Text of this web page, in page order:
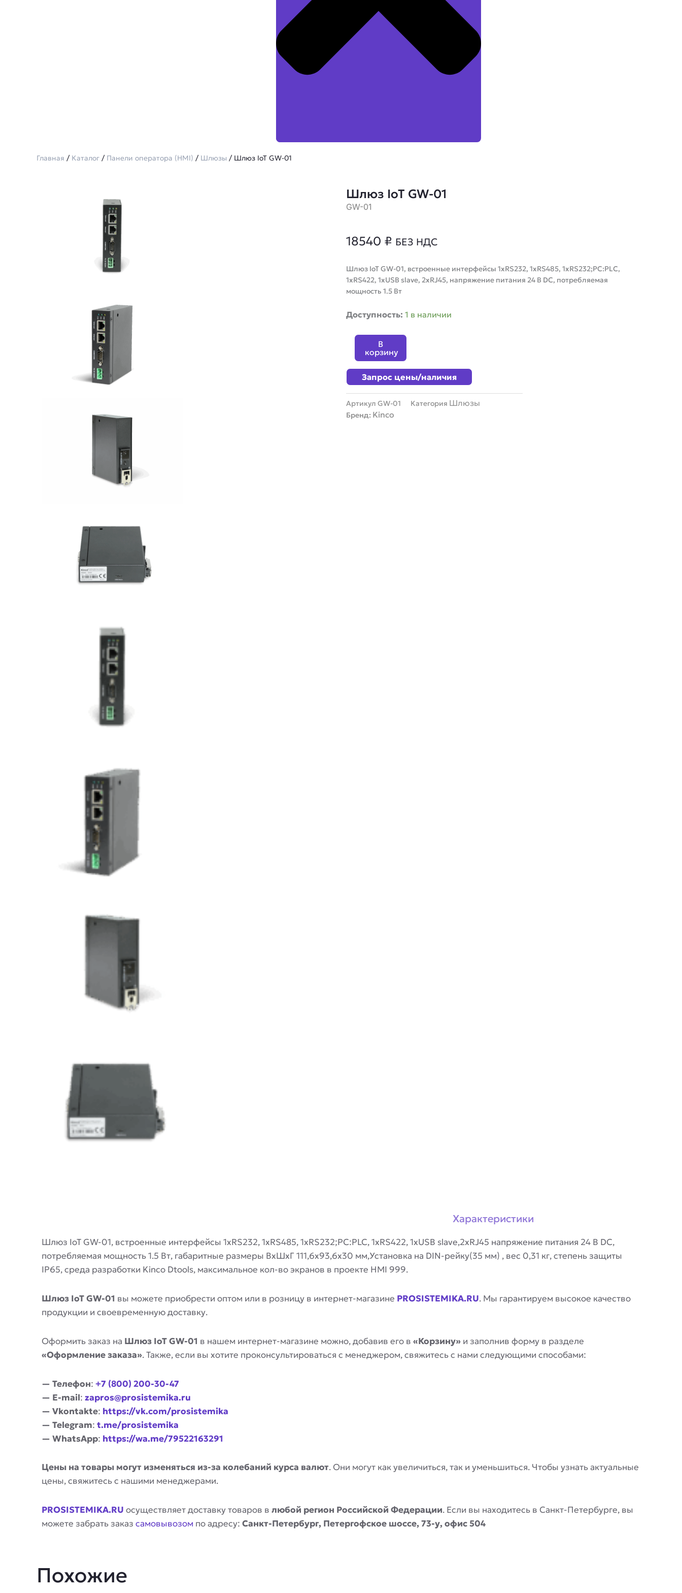
Главная / Каталог / Панели оператора (HMI) / Шлюзы / Шлюз IoT GW-01
Шлюз IoT GW-01
GW-01
18540 ₽ БЕЗ НДС
Шлюз IoT GW-01, встроенные интерфейсы 1xRS232, 1xRS485, 1xRS232;PC:PLC,
1xRS422, 1xUSB slave, 2xRJ45, напряжение питания 24 В DC, потребляемая
мощность 1.5 Вт
Доступность: 1 в наличии
Количество
Шлюз
GW-
01
В
корзину
Запрос цены/наличия
Артикул GW-01 Категория Шлюзы
Бренд: Kinco
Характеристики
Шлюз IoT GW-01, встроенные интерфейсы 1xRS232, 1xRS485, 1xRS232;PC:PLC, 1xRS422, 1xUSB slave,2xRJ45 напряжение питания 24 В DC,
потребляемая мощность 1.5 Вт, габаритные размеры ВхШхГ 111,6х93,6х30 мм,Установка на DIN-рейку(35 мм) , вес 0,31 кг, степень защиты
IP65, среда разработки Kinco Dtools, максимальное кол-во экранов в проекте HMI 999.
Шлюз IoT GW-01 вы можете приобрести оптом или в розницу в интернет-магазине PROSISTEMIKA.RU. Мы гарантируем высокое качество
продукции и своевременную доставку.
Оформить заказ на Шлюз IoT GW-01 в нашем интернет-магазине можно, добавив его в «Корзину» и заполнив форму в разделе
«Оформление заказа». Также, если вы хотите проконсультироваться с менеджером, свяжитесь с нами следующими способами:
— Телефон: +7 (800) 200-30-47
— E-mail: zapros@prosistemika.ru
— Vkontakte: https://vk.com/prosistemika
— Telegram: t.me/prosistemika
— WhatsApp: https://wa.me/79522163291
Цены на товары могут изменяться из-за колебаний курса валют. Они могут как увеличиться, так и уменьшиться. Чтобы узнать актуальные
цены, свяжитесь с нашими менеджерами.
PROSISTEMIKA.RU осуществляет доставку товаров в любой регион Российской Федерации. Если вы находитесь в Санкт-Петербурге, вы
можете забрать заказ самовывозом по адресу: Санкт-Петербург, Петергофское шоссе, 73-у, офис 504
Похожие